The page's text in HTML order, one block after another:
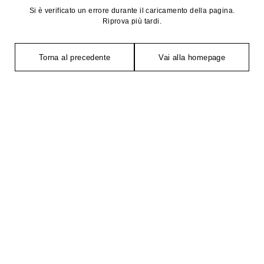
Si è verificato un errore durante il caricamento della pagina.
Riprova più tardi.
Torna al precedente Vai alla homepage